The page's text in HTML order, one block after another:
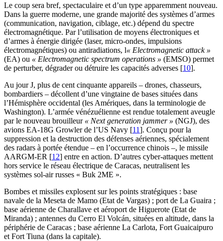
Le coup sera bref, spectaculaire et d’un type apparemment nouveau.
Dans la guerre moderne, une grande majorité des systèmes d’armes
(communication, navigation, ciblage, etc.) dépend du spectre
électromagnétique. Par l’utilisation de moyens électroniques et
d’armes à énergie dirigée (laser, micro-ondes, impulsions
électromagnétiques) ou antiradiations, l« Electromagnetic attack »
(EA) ou « Electromagnetic spectrum operations » (EMSO) permet
de perturber, dégrader ou détruire les capacités adverses [10].
Au jour J, plus de cent cinquante appareils – drones, chasseurs,
bombardiers – décollent d’une vingtaine de bases situées dans
l’Hémisphère occidental (les Amériques, dans la terminologie de
Washington). L’armée vénézuélienne est rendue totalement aveugle
par le nouveau brouilleur « Next generation jammer » (NGJ), des
avions EA-18G Growler de l’US Navy [11]. Conçu pour la
suppression et la destruction des défenses aériennes, spécialement
des radars à portée étendue – en l’occurrence chinois –, le missile
AARGM-ER [12] entre en action. D’autres cyber-attaques mettent
hors service le réseau électrique de Caracas, neutralisent les
systèmes sol-air russes « Buk 2ME ».
Bombes et missiles explosent sur les points stratégiques : base
navale de la Meseta de Mamo (Etat de Vargas) ; port de La Guaira ;
base aérienne de Charallave et aéroport de Higuerote (Etat de
Miranda) ; antennes du Cerro El Volcán, situées en altitude, dans la
périphérie de Caracas ; base aérienne La Carlota, Fort Guaicaipuro
et Fort Tiuna (dans la capitale).